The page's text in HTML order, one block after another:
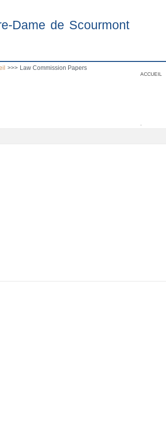
Dame de Scourmont
ACCUEIL
>>> Law Commission Papers